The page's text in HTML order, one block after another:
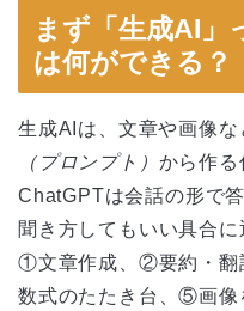
まず「生成AI」
は何ができる？
生成AIは、文章や画像な
（プロンプト） から作る
ChatGPTは会話の形で
聞き方してもいい具合に
①文章作成
②要約・翻
数式のたたき台
、⑤画像